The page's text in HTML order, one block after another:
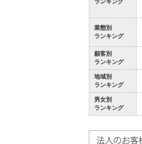
ランキング
業態別
ランキング
顧客別
ランキング
地域別
ランキング
男女別
ランキング